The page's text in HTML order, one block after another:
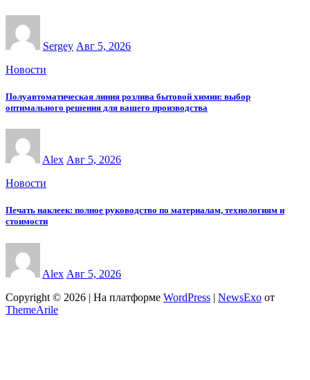
Sergey Авг 5, 2026
Новости
Полуавтоматическая линия розлива бытовой химии: выбор
оптимального решения для вашего производства
Alex Авг 5, 2026
Новости
Печать наклеек: полное руководство по материалам, технологиям и
стоимости
Alex Авг 5, 2026
Copyright © 2026 | На платформе WordPress | NewsExo от
ThemeArile